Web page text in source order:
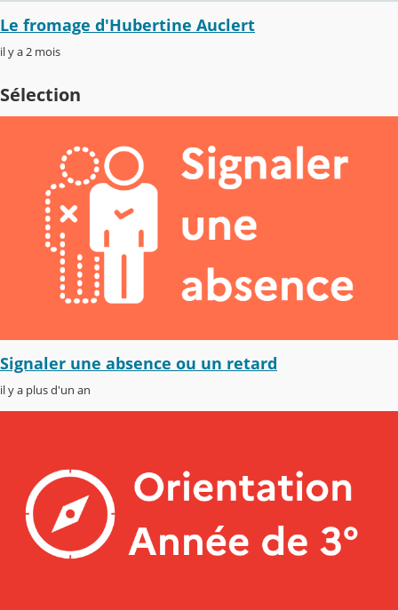
Le fromage d'Hubertine Auclert
il y a 2 mois
Sélection
Signaler une absence ou un retard
il y a plus d'un an